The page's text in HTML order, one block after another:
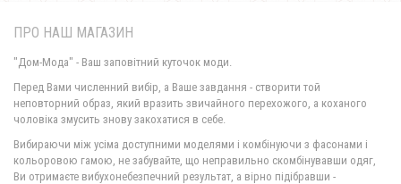
720.00грн.
ПРО НАШ МАГАЗИН
"Дом-Мода" - Ваш заповітний куточок моди.
Перед Вами численний вибір, а Ваше завдання - створити той
неповторний образ, який вразить звичайного перехожого, а коханого
чоловіка змусить знову закохатися в себе.
Вибираючи між усіма доступними моделями і комбінуючи з фасонами і
кольоровою гамою, не забувайте, що неправильно скомбінувавши одяг,
Ви отримаєте вибухонебезпечний результат, а вірно підібравши -